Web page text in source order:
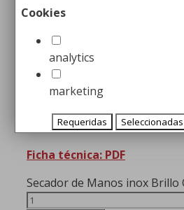
Secador de
Brillo Óptico
129,99€
Secamanos inox
Ficha técnica: PDF
Secador de Manos inox Brillo
Cookies
analytics
marketing
Requeridas Seleccionadas